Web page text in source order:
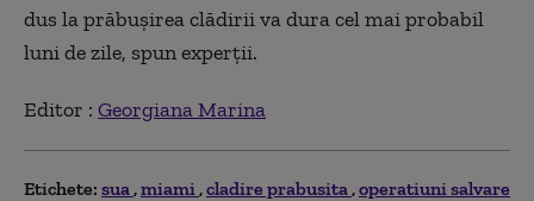
dus la prăbușirea clădirii va dura cel mai probabil
luni de zile, spun experții.
Editor : Georgiana Marina
Etichete: sua miami cladire prabusita operatiuni salvare